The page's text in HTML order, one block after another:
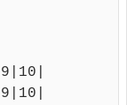
9 10
9 10